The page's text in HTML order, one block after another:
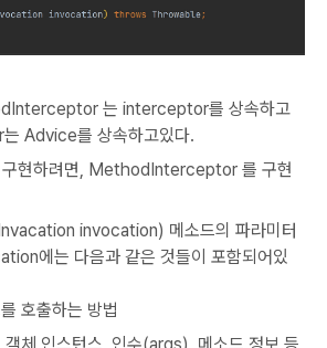
는 interceptor를 상속하고
Advice를 상속하고있다.
현하려면, MethodInterceptor 를 구현
invocation) 메소드의 파라미터
에는 다음과 같은 것들이 포함되어있
호출하는 방법
객체 인스턴스, 인수(args), 메소드 정보 등